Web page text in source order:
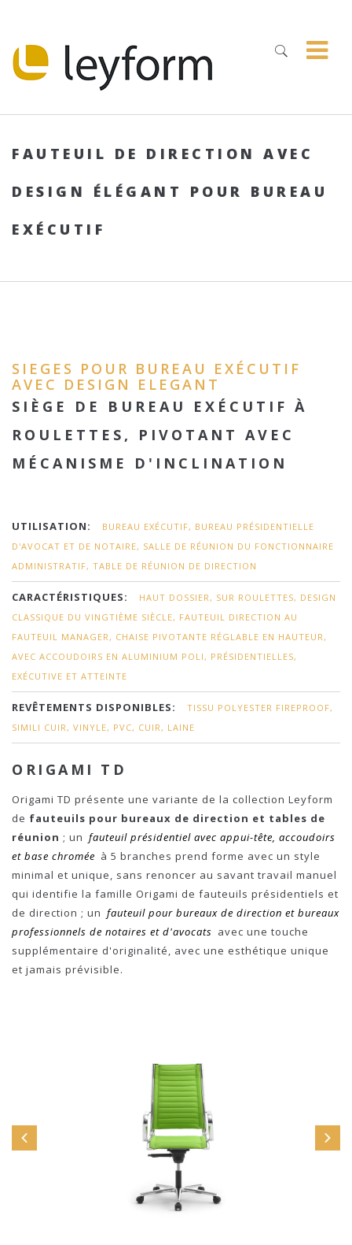
FAUTEUIL DE DIRECTION AVEC
DESIGN ÉLÉGANT POUR BUREAU
EXÉCUTIF
SIEGES POUR BUREAU EXÉCUTIF
AVEC DESIGN ELEGANT
SIÈGE DE BUREAU EXÉCUTIF À
ROULETTES, PIVOTANT AVEC
MÉCANISME D'INCLINATION
UTILISATION:
BUREAU EXÉCUTIF, BUREAU PRÉSIDENTIELLE
D'AVOCAT ET DE NOTAIRE, SALLE DE RÉUNION DU FONCTIONNAIRE
ADMINISTRATIF, TABLE DE RÉUNION DE DIRECTION
CARACTÉRISTIQUES:
HAUT DOSSIER, SUR ROULETTES, DESIGN
CLASSIQUE DU VINGTIÈME SIÈCLE, FAUTEUIL DIRECTION AU
FAUTEUIL MANAGER, CHAISE PIVOTANTE RÉGLABLE EN HAUTEUR,
AVEC ACCOUDOIRS EN ALUMINIUM POLI, PRÉSIDENTIELLES,
EXÉCUTIVE ET ATTEINTE
REVÊTEMENTS DISPONIBLES:
TISSU POLYESTER FIREPROOF,
SIMILI CUIR, VINYLE, PVC, CUIR, LAINE
ORIGAMI TD
Origami TD présente une variante de la collection Leyform
de fauteuils pour bureaux de direction et tables de
réunion ; un fauteuil présidentiel avec appui-tête, accoudoirs
et base chromée à 5 branches prend forme avec un style
minimal et unique, sans renoncer au savant travail manuel
qui identifie la famille Origami de fauteuils présidentiels et
de direction ; un fauteuil pour bureaux de direction et bureaux
professionnels de notaires et d'avocats avec une touche
supplémentaire d'originalité, avec une esthétique unique
et jamais prévisible.